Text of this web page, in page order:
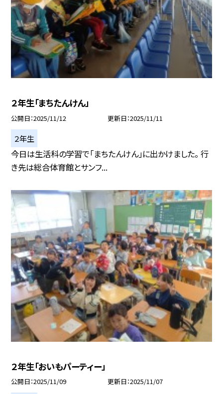
２年生「まちたんけん」
公開日 2025/11/12 更新日 2025/11/11
２年生
今日は生活科の学習で「まちたんけん」に出かけました。 行
き先は総合体育館とサンフ...
２年生「おいもパーティー」
公開日 2025/11/09 更新日 2025/11/07